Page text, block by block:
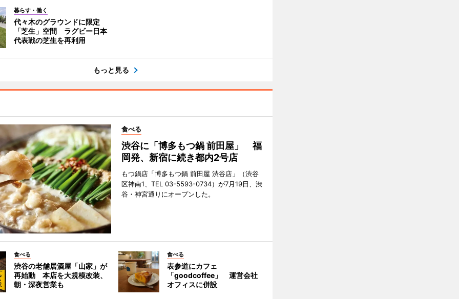
暮らす・働く
代々木のグラウンドに限定
「芝生」空間 ラグビー日本
代表戦の芝生を再利用
もっと見る
食べる
渋谷に「博多もつ鍋 前田屋」 福
岡発、新宿に続き都内2号店
もつ鍋店「博多もつ鍋 前田屋 渋谷店」（渋谷
区神南1、TEL 03-5593-0734）が7月19日、渋
谷・神宮通りにオープンした。
食べる
渋谷の老舗居酒屋「山家」が
再始動 本店を大規模改装、
朝・深夜営業も
食べる
表参道にカフェ
「goodcoffee」 運営会社
オフィスに併設